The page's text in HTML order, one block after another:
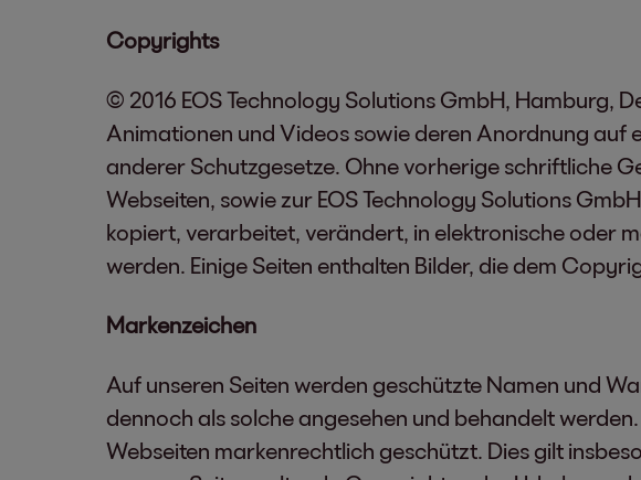
Copyrights
© 2016 EOS Technology Solutions GmbH, Hamburg,
Animationen und Videos sowie deren Anordnung
anderer Schutzgesetze. Ohne vorherige schriftliche
Webseiten, sowie zur EOS Technology Solutions
kopiert, verarbeitet, verändert, in elektronische oder
werden. Einige Seiten enthalten Bilder, die dem
Markenzeichen
Auf unseren Seiten werden geschützte Namen und
dennoch als solche angesehen und behandelt
Webseiten markenrechtlich geschützt. Dies gilt